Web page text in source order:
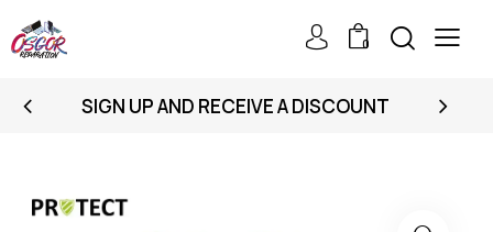
0
SIGN UP AND RECEIVE A DISCOUNT